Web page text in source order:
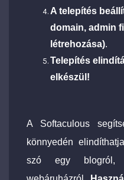
A telepítés
domain, admin
létrehozása).
Telepítés
elkészül!
A Softaculous
könnyedén
szó egy blogról,